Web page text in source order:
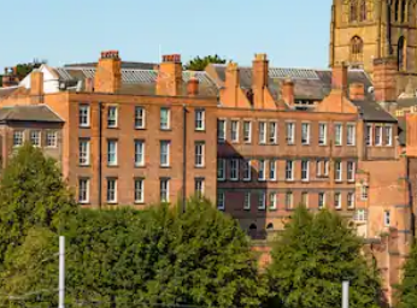
le bas pour les parcourir ou en appuyant et en